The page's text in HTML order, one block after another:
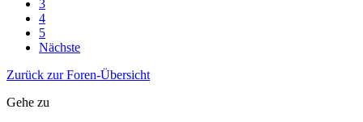
3
4
5
Nächste
Zurück zur Foren-Übersicht
Gehe zu